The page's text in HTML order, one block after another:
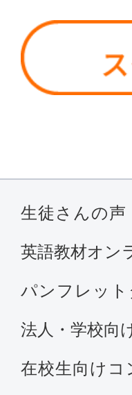
生徒さんの声
英語教材オン
パンフレッ
法人・学校向
在校生向けコ